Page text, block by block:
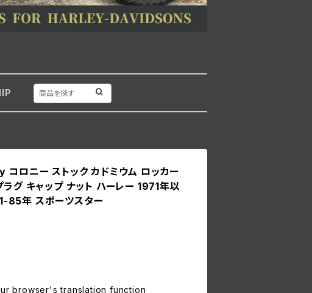
ロニー ストック カドミウム ロッカー
ラグ キャップ ナット ハーレー 1971年以
85年 スポーツスター
browser's translation function